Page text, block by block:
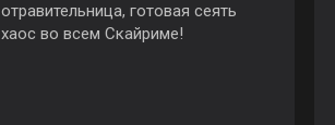
отравительница, готовая сеять
хаос во всем Скайриме!